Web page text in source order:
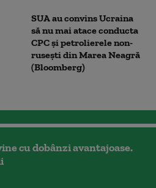
SUA au convins Ucraina
să nu mai atace conducta
CPC şi petrolierele non-
ruseşti din Marea Neagră
(Bloomberg)
cu dobânzi avantajoase.